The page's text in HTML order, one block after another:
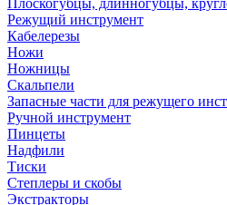
Плоскогубцы, длинногубцы,
Режущий инструмент
Кабелерезы
Ножи
Ножницы
Скальпели
Запасные части для режущего
Ручной инструмент
Пинцеты
Надфили
Тиски
Степлеры и скобы
Экстракторы